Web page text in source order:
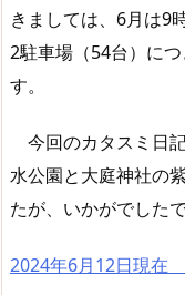
きましては、6月は9
2駐車場（54台）に
す。
今回のカタスミ日
水公園と大庭神社の
たが、いかがでした
2024年6月12日現在